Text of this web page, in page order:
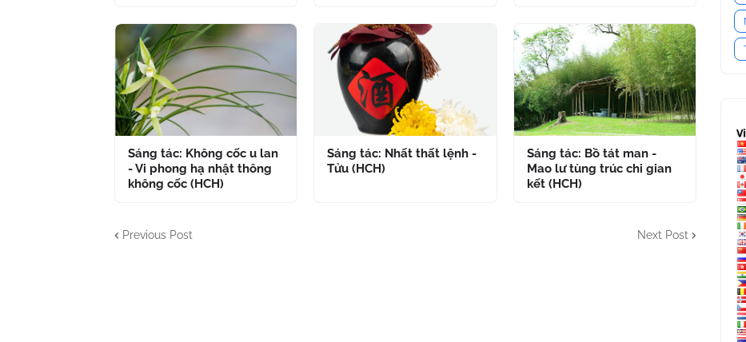
Sáng tác: Không cốc u lan
- Vi phong hạ nhật thông
không cốc (HCH)
Sáng tác: Nhất thất lệnh -
Tửu (HCH)
Sáng tác: Bồ tát man -
Mao lư tùng trúc chi gian
kết (HCH)
Previous Post Next Post